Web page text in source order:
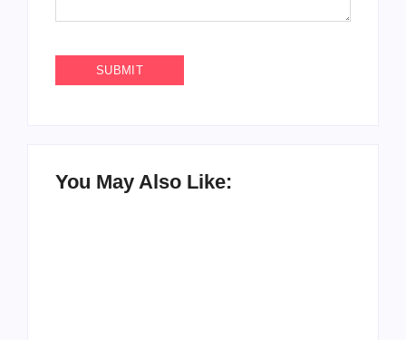
You May Also Like: